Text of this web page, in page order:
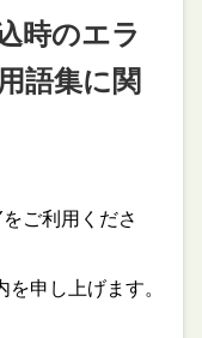
時のエラ
語集に関
ご利用くださ
申し上げます。